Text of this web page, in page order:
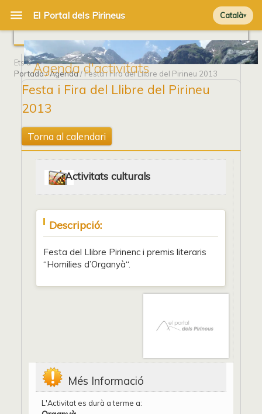
Català
Agenda d'activitats
Ets a
Portada/Agenda/ Festa i Fira del Llibre del Pirineu 2013
Festa i Fira del Llibre del Pirineu
2013
Torna al calendari
Activitats culturals
Descripció:
Festa del Llibre Pirinenc i premis literaris
“Homilies d’Organyà“.
Més Informació
L'Activitat es durà a terme a: